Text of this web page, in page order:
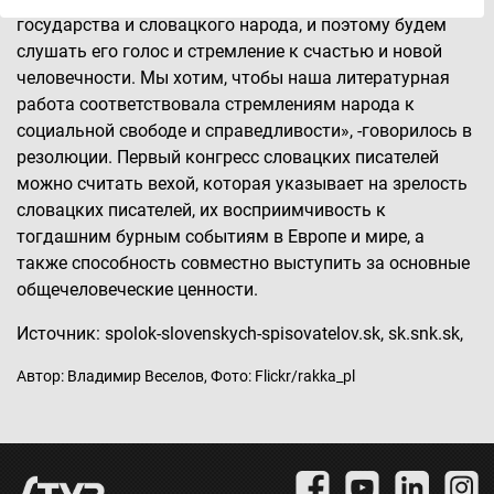
Uchovávanie alebo prístup k informáciám na
zariadení
Použiť obmedzené údaje na výber reklamy
Vytvoriť profily pre personalizovanú reklamu
Použiť profily na výber personalizovanej
reklamy
Vytvoriť profily na prispôsobenie obsahu
Použiť profily na výber prispôsobeného obsahu
Meranie výkonnosti reklamy
Meranie výkonnosti obsahu
alebo spájania údajov z rôznych zdrojov
государства и словацкого народа, и поэтому будем
слушать его голос и стремление к счастью и новой
человечности. Мы хотим, чтобы наша литературная
работа соответствовала стремлениям народа к
социальной свободе и справедливости», -говорилось в
резолюции. Первый конгресс словацких писателей
можно считать вехой, которая указывает на зрелость
словацких писателей, их восприимчивость к
тогдашним бурным событиям в Европе и мире, а
также способность совместно выступить за основные
общечеловеческие ценности.
Источник: spolok-slovenskych-spisovatelov.sk, sk.snk.sk,
Автор: Владимир Веселов, Фото: Flickr/rakka_pl